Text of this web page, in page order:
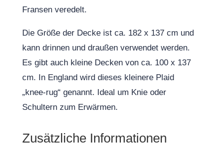
Fransen veredelt.
Die Größe der Decke ist ca. 182 x 137 cm und
kann drinnen und draußen verwendet werden.
Es gibt auch kleine Decken von ca. 100 x 137
cm. In England wird dieses kleinere Plaid
„knee-rug“ genannt. Ideal um Knie oder
Schultern zum Erwärmen.
Zusätzliche Informationen